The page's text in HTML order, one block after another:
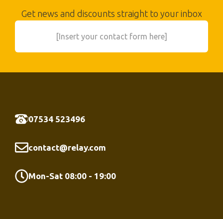
Get news and discounts straight to your inbox
[Insert your contact form here]
07534 523496
contact@relay.com
Mon-Sat 08:00 - 19:00